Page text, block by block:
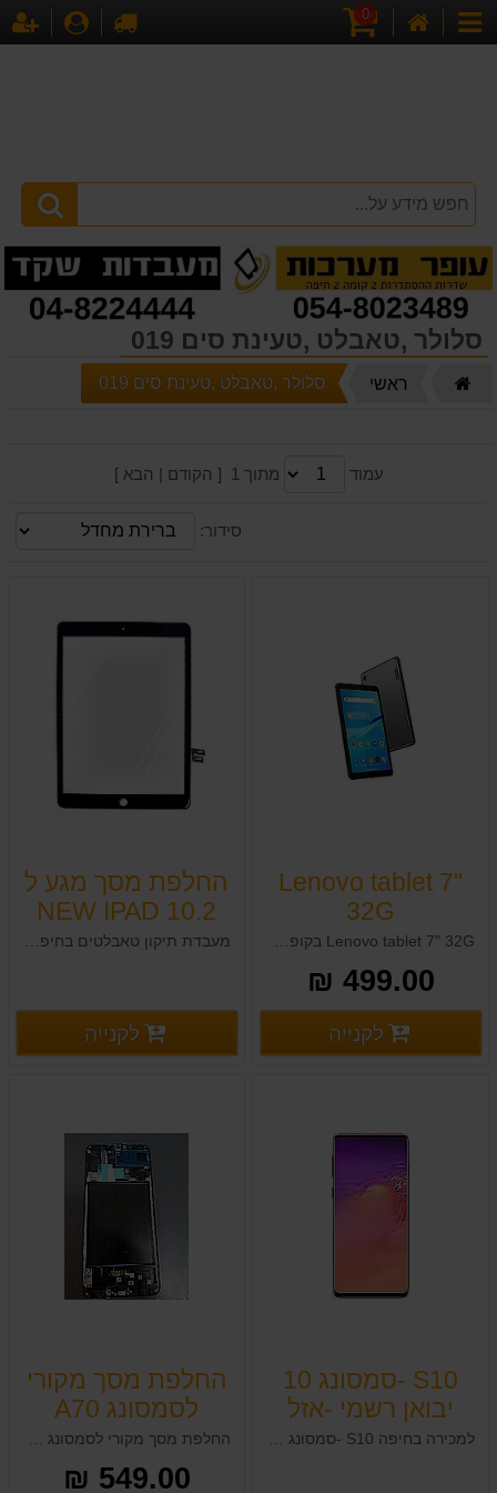
קטגוריות
0
לקופה
סלולר ,טאבלט ,טעינת סים 019
ראשי סלולר ,טאבלט ,טעינת סים 019
עמוד מתוך 1 [ הקודם | הבא ]
סידור:
Lenovo tablet 7"
32G
499.00 ₪
פרטים נוספים פרטים נוספים לקנייה
החלפת מסך מגע ל
NEW IPAD 10.2
MODEL A2197
פרטים נוספים
לקנייה
S10 -סמסונג 10
יבואן רשמי -אזל
החלפת מסך מקורי
לסמסונג A70
בחיפה
549.00 ₪